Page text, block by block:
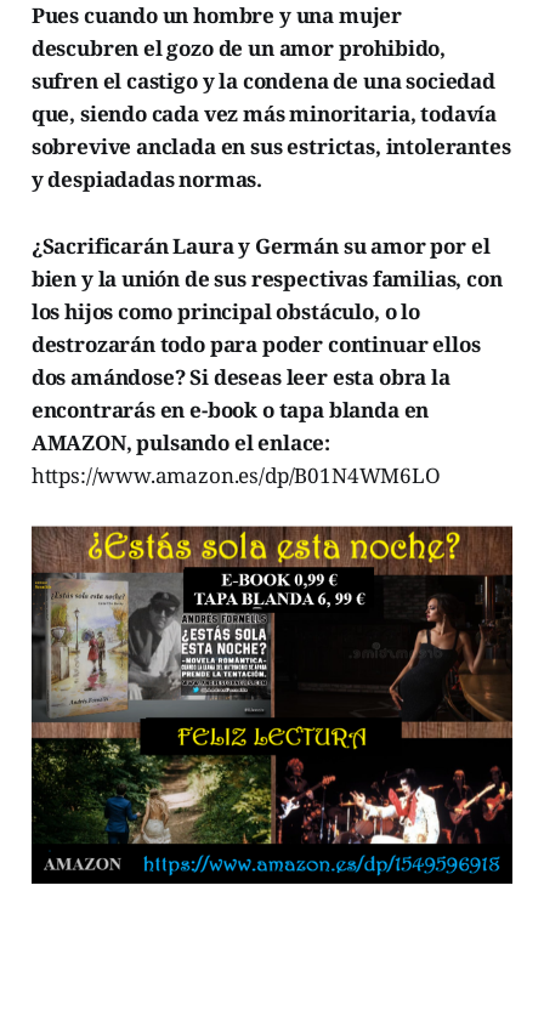
Pues cuando un hombre y una mujer
descubren el gozo de un amor prohibido,
sufren el castigo y la condena de una sociedad
que, siendo cada vez más minoritaria, todavía
sobrevive anclada en sus estrictas, intolerantes
y despiadadas normas.
¿Sacrificarán Laura y Germán su amor por el
bien y la unión de sus respectivas familias, con
los hijos como principal obstáculo, o lo
destrozarán todo para poder continuar ellos
dos amándose? Si deseas leer esta obra la
encontrarás en e-book o tapa blanda en
AMAZON, pulsando el enlace:
https://www.amazon.es/dp/B01N4WM6LO